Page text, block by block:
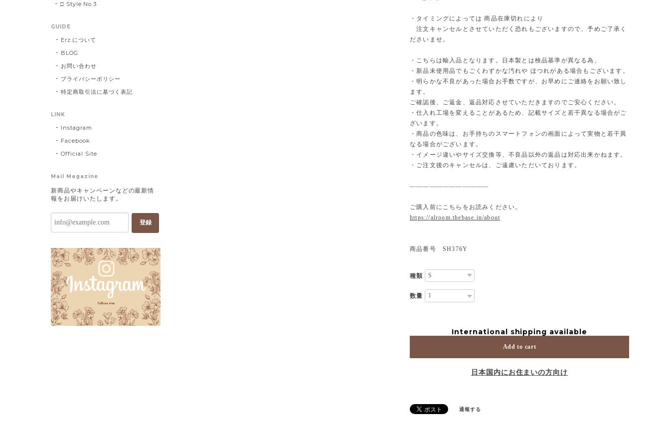
・タイミングによっては 商品在庫切れにより
注文キャンセルとさせていただく恐れもございますので、予めご了承く
ださいませ。
・こちらは輸入品となります。日本製とは検品基準が異なる為、
・新品未使用品でもごくわずかな汚れや ほつれがある場合もございます。
・明らかな不良があった場合お手数ですが、お早めにご連絡をお願い致し
ます。
ご確認後、ご返金、返品対応させていただきますのでご安心ください。
・仕入れ工場を変えることがあるため、記載サイズと若干異なる場合がご
ざいます。
・商品の色味は、お手持ちのスマートフォンの画面によって実物と若干異
なる場合がございます。
・イメージ違いやサイズ交換等、不良品以外の返品は対応出来かねます。
・ご注文後のキャンセルは、ご遠慮いただいております。
————————————
ご購入前にこちらをお読みください。
https://alroom.thebase.in/about
商品番号 SH376Y
種類
数量
International shipping available
Add to cart
日本国内にお住まいの方向け
通報する
□ Style No.3
GUIDE
Erz.について
BLOG
お問い合わせ
プライバシーポリシー
特定商取引法に基づく表記
LINK
Instagram
Facebook
Official Site
Mail Magazine
新商品やキャンペーンなどの最新情
報をお届けいたします。
登録